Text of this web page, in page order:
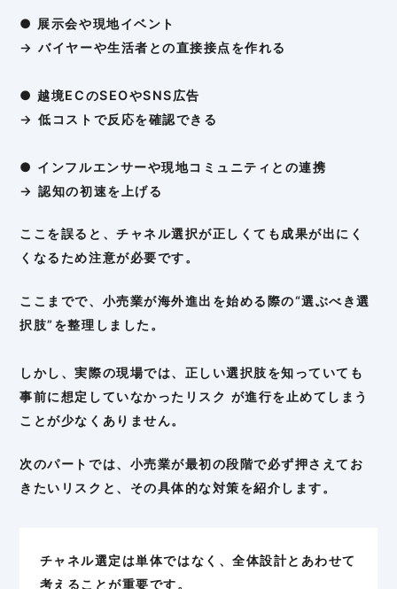
● 展示会や現地イベント
→ バイヤーや生活者との直接接点を作れる
● 越境ECのSEOやSNS広告
→ 低コストで反応を確認できる
● インフルエンサーや現地コミュニティとの連携
→ 認知の初速を上げる
ここを誤ると、チャネル選択が正しくても成果が出にく
くなるため注意が必要です。
ここまでで、小売業が海外進出を始める際の“選ぶべき選
択肢”を整理しました。
しかし、実際の現場では、正しい選択肢を知っていても
事前に想定していなかったリスク が進行を止めてしまう
ことが少なくありません。
次のパートでは、小売業が最初の段階で必ず押さえてお
きたいリスクと、その具体的な対策を紹介します。
チャネル選定は単体ではなく、全体設計とあわせて
考えることが重要です。